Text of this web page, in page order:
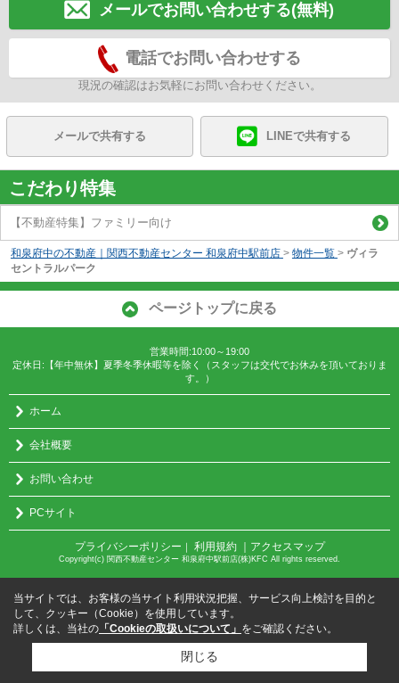
メールでお問い合わせする(無料)
電話でお問い合わせする
現況の確認はお気軽にお問い合わせください。
メールで共有する LINEで共有する
こだわり特集
【不動産特集】ファミリー向け
和泉府中の不動産｜関西不動産センター 和泉府中駅前店 > 物件一覧 > ヴィラ
セントラルパーク
ページトップに戻る
営業時間:10:00～19:00
定休日:【年中無休】夏季冬季休暇等を除く（スタッフは交代でお休みを頂いておりま
す。）
ホーム
会社概要
お問い合わせ
PCサイト
プライバシーポリシー 利用規約 ｜アクセスマップ
Copyright(c) 関西不動産センター 和泉府中駅前店(株)KFC All rights reserved.
当サイトでは、お客様の当サイト利用状況把握、サービス向上検討を目的と
して、クッキー（Cookie）を使用しています。
詳しくは、当社の 「Cookieの取扱いについて」 をご確認ください。
閉じる